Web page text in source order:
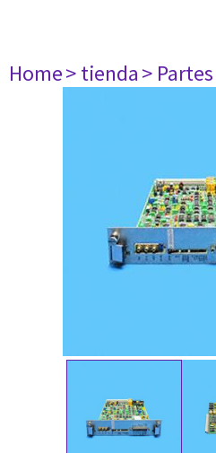
Home> tienda> Partes